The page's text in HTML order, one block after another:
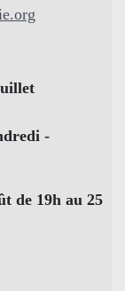
-
de 19h au 25